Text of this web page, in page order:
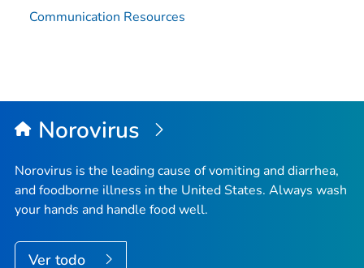
Communication Resources
Norovirus
Norovirus is the leading cause of vomiting and diarrhea,
and foodborne illness in the United States. Always wash
your hands and handle food well.
Ver todo